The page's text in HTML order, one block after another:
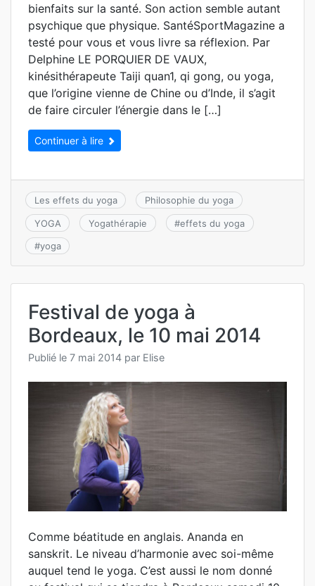
bienfaits sur la santé. Son action semble autant
psychique que physique. SantéSportMagazine a
testé pour vous et vous livre sa réflexion. Par
Delphine LE PORQUIER DE VAUX,
kinésithérapeute Taiji quan1, qi gong, ou yoga,
que l’origine vienne de Chine ou d’Inde, il s’agit
de faire circuler l’énergie dans le […]
Continuer à lire
Les effets du yoga Philosophie du yoga
YOGA Yogathérapie #effets du yoga
#yoga
Festival de yoga à
Bordeaux, le 10 mai 2014
Publié le 7 mai 2014 par Elise
Comme béatitude en anglais. Ananda en
sanskrit. Le niveau d’harmonie avec soi-même
auquel tend le yoga. C’est aussi le nom donné